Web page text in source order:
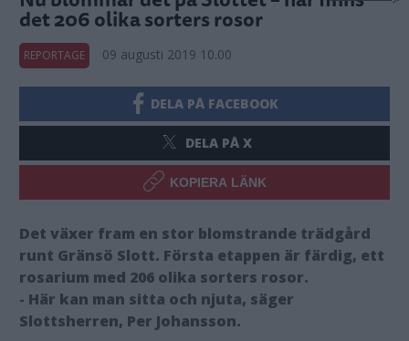
det 206 olika sorters rosor
REPORTAGE 09 augusti 2019 10.00
DELA PÅ FACEBOOK
DELA PÅ X
KOPIERA LÄNK
Det växer fram en stor blomstrande trädgård
runt Gränsö Slott. Första etappen är färdig, ett
rosarium med 206 olika sorters rosor.
- Här kan man sitta och njuta, säger
Slottsherren, Per Johansson.